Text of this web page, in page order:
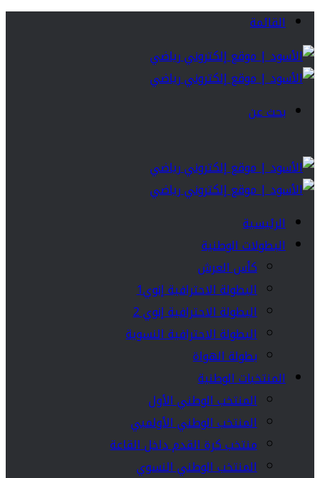
القائمة
بحث عن
الرئيسية
البطولات الوطنية
كأس العرش
البطولة الاحترافية إنوي1
البطولة الاحترافية إنوي 2
البطولة الاحترافية النسوية
بطولة الهواة
المنتخبات الوطنية
المنتخب الوطني الأول
المنتخب الوطني الأولمبي
منتخب كرة القدم داخل القاعة
المنتخب الوطني النسوي